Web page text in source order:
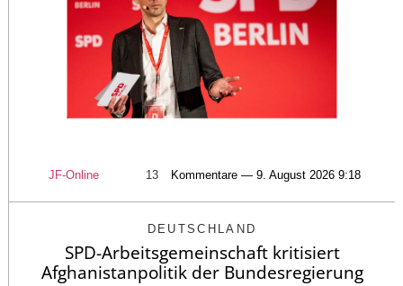
JF-Online 13 Kommentare — 9. August 2026 9:18
DEUTSCHLAND
SPD-Arbeitsgemeinschaft kritisiert
Afghanistanpolitik der Bundesregierung